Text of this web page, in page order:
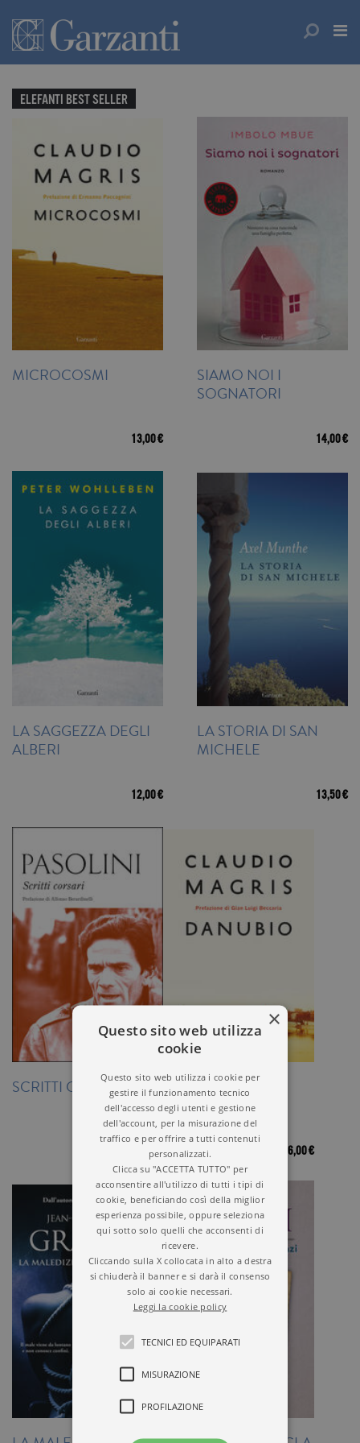
ELEFANTI BEST SELLER
MICROCOSMI
13,00 €
SIAMO NOI I
SOGNATORI
14,00 €
LA SAGGEZZA DEGLI
ALBERI
12,00 €
LA STORIA DI SAN
MICHELE
13,50 €
SCRITTI CORSARI
15,00 €
DANUBIO
16,00 €
×
Questo sito web utilizza
cookie
Questo sito web utilizza i cookie per
gestire il funzionamento tecnico
dell'accesso degli utenti e gestione
dell'account, per la misurazione del
traffico e per offrire a tutti contenuti
personalizzati.
Clicca su "ACCETTA TUTTO" per
acconsentire all'utilizzo di tutti i tipi di
cookie, beneficiando così della miglior
esperienza possibile, oppure seleziona
qui sotto solo quelli che acconsenti di
ricevere.
Cliccando sulla X collocata in alto a destra
si chiuderà il banner e si darà il consenso
solo ai cookie necessari.
Leggi la cookie policy
TECNICI ED EQUIPARATI
MISURAZIONE
PROFILAZIONE